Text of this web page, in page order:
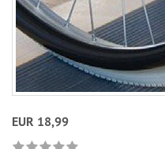
EUR 18,99